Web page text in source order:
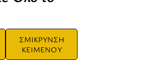
ΣΜΙΚΡΥΝΣΗ
ΚΕΙΜΕΝΟΥ